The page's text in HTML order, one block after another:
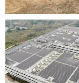
और पढ़ें